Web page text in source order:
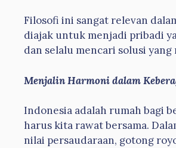
Filosofi ini sangat relevan
diajak untuk menjadi pribadi
dan selalu mencari solusi yang
Menjalin Harmoni dalam
Indonesia adalah rumah bagi
harus kita rawat bersama.
nilai persaudaraan, gotong